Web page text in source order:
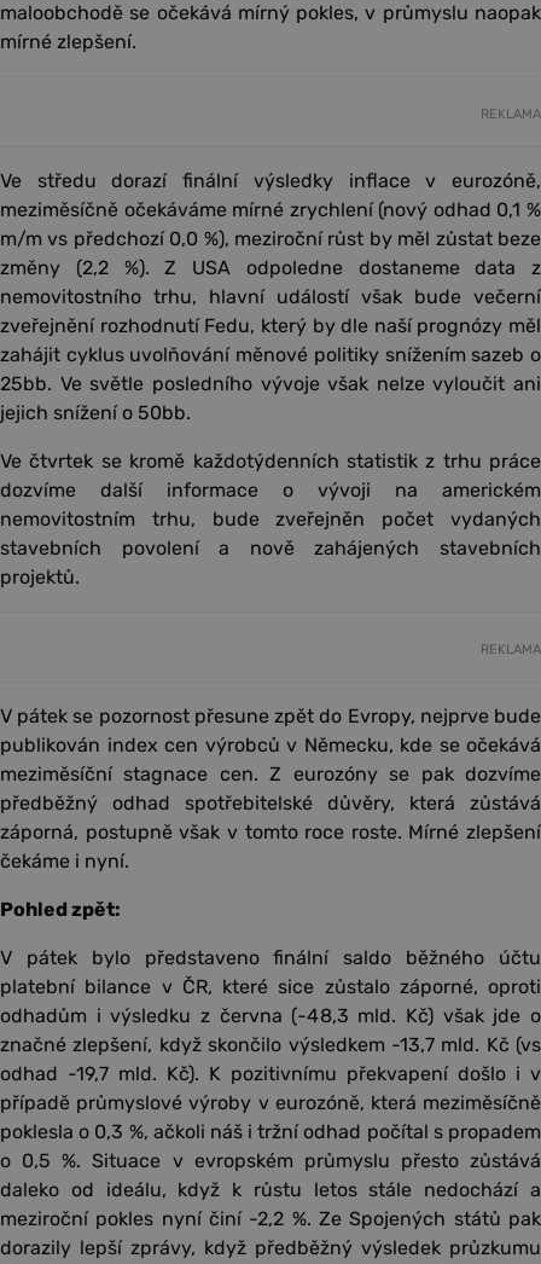
maloobchodě se očekává mírný pokles, v průmyslu naopak
mírné zlepšení.
REKLAMA
Ve středu dorazí finální výsledky inflace v eurozóně,
meziměsíčně očekáváme mírné zrychlení (nový odhad 0,1 %
m/m vs předchozí 0,0 %), meziroční růst by měl zůstat beze
změny (2,2 %). Z USA odpoledne dostaneme data z
nemovitostního trhu, hlavní událostí však bude večerní
zveřejnění rozhodnutí Fedu, který by dle naší prognózy měl
zahájit cyklus uvolňování měnové politiky snížením sazeb o
25bb. Ve světle posledního vývoje však nelze vyloučit ani
jejich snížení o 50bb.
Ve čtvrtek se kromě každotýdenních statistik z trhu práce
dozvíme další informace o vývoji na americkém
nemovitostním trhu, bude zveřejněn počet vydaných
stavebních povolení a nově zahájených stavebních
projektů.
REKLAMA
V pátek se pozornost přesune zpět do Evropy, nejprve bude
publikován index cen výrobců v Německu, kde se očekává
meziměsíční stagnace cen. Z eurozóny se pak dozvíme
předběžný odhad spotřebitelské důvěry, která zůstává
záporná, postupně však v tomto roce roste. Mírné zlepšení
čekáme i nyní.
Pohled zpět:
V pátek bylo představeno finální saldo běžného účtu
platební bilance v ČR, které sice zůstalo záporné, oproti
odhadům i výsledku z června (-48,3 mld. Kč) však jde o
značné zlepšení, když skončilo výsledkem -13,7 mld. Kč (vs
odhad -19,7 mld. Kč). K pozitivnímu překvapení došlo i v
případě průmyslové výroby v eurozóně, která meziměsíčně
poklesla o 0,3 %, ačkoli náš i tržní odhad počítal s propadem
o 0,5 %. Situace v evropském průmyslu přesto zůstává
daleko od ideálu, když k růstu letos stále nedochází a
meziroční pokles nyní činí -2,2 %. Ze Spojených států pak
dorazily lepší zprávy, když předběžný výsledek průzkumu